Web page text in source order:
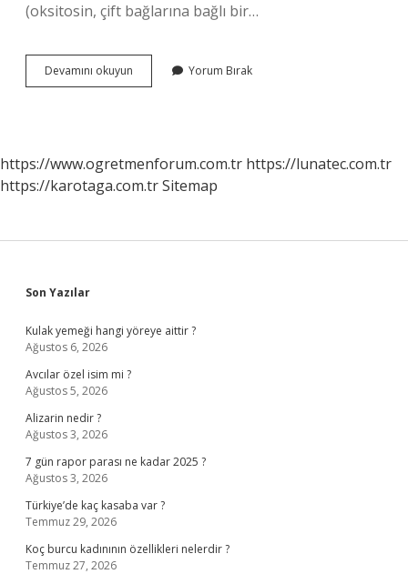
(oksitosin, çift bağlarına bağlı bir…
Devamını okuyun Öpüşmek
Neye
Yorum Bırak
https://www.ogretmenforum.com.tr https://lunatec.com.tr
https://karotaga.com.trSitemap
Sidebar
Son Yazılar
Kulak yemeği hangi yöreye aittir ?
Ağustos 6, 2026
Avcılar özel isim mi ?
Ağustos 5, 2026
Alizarin nedir ?
Ağustos 3, 2026
7 gün rapor parası ne kadar 2025 ?
Ağustos 3, 2026
Türkiye’de kaç kasaba var ?
Temmuz 29, 2026
Koç burcu kadınının özellikleri nelerdir ?
Temmuz 27, 2026